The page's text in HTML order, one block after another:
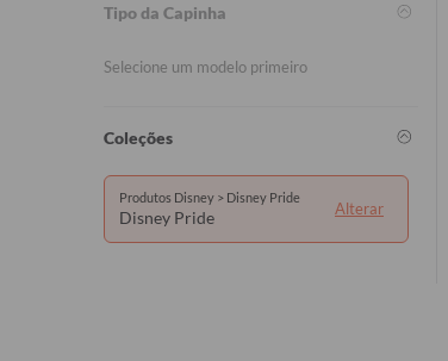
iPhone
Xiaomi
Tipo da Capinha
Selecione um modelo primeiro
Coleções
Produtos Disney > Disney Pride
Disney Pride Alterar